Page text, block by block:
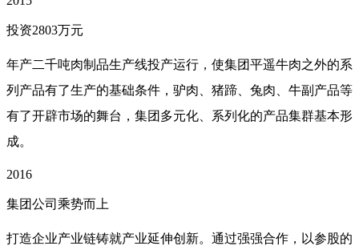
投资2803万元
年产二千吨肉制品生产线投产运行，使集团平遥牛肉之外的系
列产品有了生产的基础条件，驴肉、猪蹄、兔肉、牛副产品等
有了开辟市场的舞台，集团多元化、系列化的产品集群基本形
成。
2016
集团公司乘势而上
打造企业产业链铸就产业延伸创新。通过强强合作，以参股的